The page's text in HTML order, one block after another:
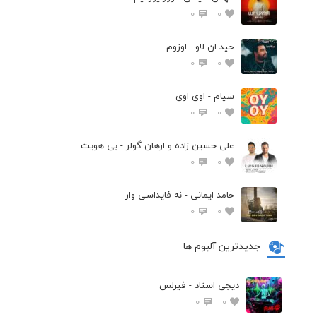
0
0
حید ان لاو - اوزوم
0
0
سیام - اوی اوی
0
0
علی حسین زاده و ارهان گولر - بی هویت
0
0
حامد ایمانی - نه فایداسی وار
0
0
جدیدترین آلبوم ها
دیجی استاد - فیرلس
0
0